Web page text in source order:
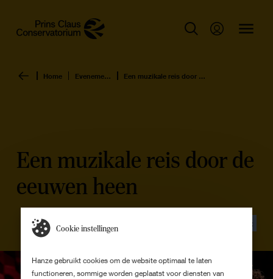
Home Evenementen overzicht Een muzikale reis door de eeuwen heen
Een muzikale reis door de
eeuwen heen
Evenement
Cookie instellingen
Hanze gebruikt cookies om de website optimaal te laten
functioneren, sommige worden geplaatst voor diensten van